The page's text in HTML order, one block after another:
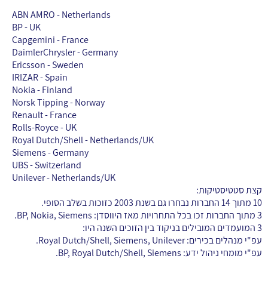
ABN AMRO - Netherlands
BP - UK
Capgemini - France
DaimlerChrysler - Germany
Ericsson - Sweden
IRIZAR - Spain
Nokia - Finland
Norsk Tipping - Norway
Renault - France
Rolls-Royce - UK
Royal Dutch/Shell - Netherlands/UK
Siemens - Germany
UBS - Switzerland
Unilever - Netherlands/UK
קצת סטטיסטיקות:
10 מתוך 14 החברות נבחרו גם בשנת 2003 כזוכות בשלב הסופי.
3 מתוך החברות זכו בכל התחרויות מאז היווסדן: BP, Nokia, Siemens.
3 המועמדים המובילים בניקוד בין הזוכים השנה היו:
עפ"י מנהלים בכירים: Royal Dutch/Shell, Siemens, Unilever.
עפ"י מומחי ניהול ידע: BP, Royal Dutch/Shell, Siemens.